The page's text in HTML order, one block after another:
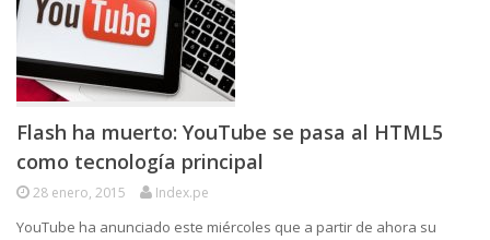
Flash ha muerto: YouTube se pasa al HTML5
como tecnología principal
28 enero, 2015 Index.pe
YouTube ha anunciado este miércoles que a partir de ahora su